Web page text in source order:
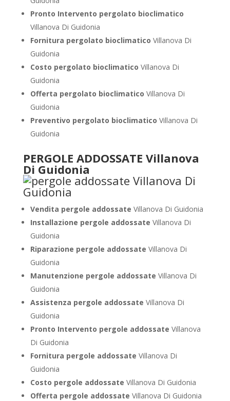
Pronto Intervento pergolato bioclimatico
Villanova Di Guidonia
Fornitura pergolato bioclimatico Villanova Di
Guidonia
Costo pergolato bioclimatico Villanova Di
Guidonia
Offerta pergolato bioclimatico Villanova Di
Guidonia
Preventivo pergolato bioclimatico Villanova Di
Guidonia
PERGOLE ADDOSSATE Villanova
Di Guidonia
Vendita pergole addossate Villanova Di Guidonia
Installazione pergole addossate Villanova Di
Guidonia
Riparazione pergole addossate Villanova Di
Guidonia
Manutenzione pergole addossate Villanova Di
Guidonia
Assistenza pergole addossate Villanova Di
Guidonia
Pronto Intervento pergole addossate Villanova
Di Guidonia
Fornitura pergole addossate Villanova Di
Guidonia
Costo pergole addossate Villanova Di Guidonia
Offerta pergole addossate Villanova Di Guidonia